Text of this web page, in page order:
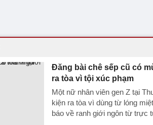
Đăng bài chê sếp cũ có
ra tòa vì tội xúc phạm
Một nữ nhân viên gen Z tại
kiện ra tòa vì dùng từ lóng
báo về ranh giới ngôn từ trực